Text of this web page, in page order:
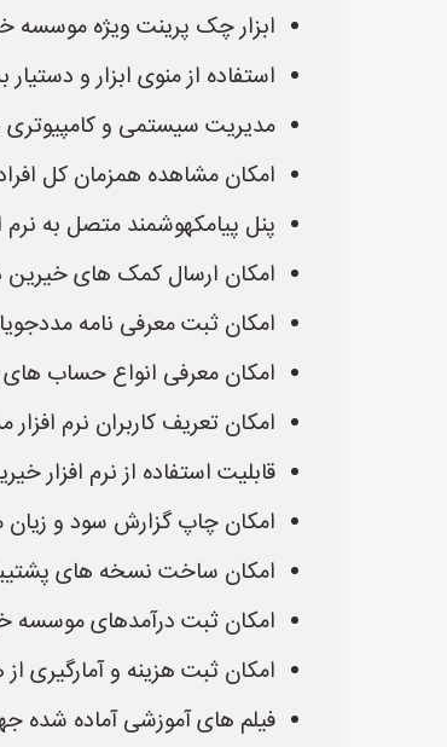
ابزار چک پرینت ویژه موسسه
استفاده از منوی ابزار و
مدیریت سیستمی و کامپیوتری
امکان مشاهده همزمان کل
پنل پیامکهوشمند متصل به
امکان ارسال کمک های خیرین
امکان ثبت معرفی نامه
امکان معرفی انواع حساب های
امکان تعریف کاربران نرم
قابلیت استفاده از نرم
امکان چاپ گزارش سود و زیان
امکان ساخت نسخه های
امکان ثبت درآمدهای موسسه
امکان ثبت هزینه و آمارگیری
فیلم های آموزشی آماده شده